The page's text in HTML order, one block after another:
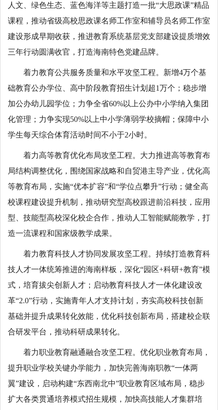
人文、绿色生态、蓝色海洋等主题打造一批“大思政课”精品
课程，推动省级高校思政课名师工作室和辅导员名师工作室
建设形成早期收获，推进教育系统基层党支部建设提质增效
三年行动圆满收官，打造海南特色党建品牌。
着力教育公共服务质量和水平攻坚工程。新增4万个基
础教育公办学位、高中阶段教育招生计划超1万个；稳步增
加公办幼儿园学位；力争全省60%以上公办中小学纳入集团
化管理；力争实现50%以上中小学薄弱学校摘帽；保障中小
学生每天综合体育活动时间不小于2小时。
着力高等教育优化布局攻坚工程。大力推进高等教育布
局结构调整优化，围绕国家战略和自贸港主导产业，优化高
等教育布局，实施“优本扩容”和“学位点攀升”行动；健全高
校课程建设提升机制，推动研究型高校跟进前沿科技，应用
型、技能型高校深化校企合作，推动人工智能赋能教学，打
造一流课程和国家级教学成果。
着力教育科技人才协同发展攻坚工程。持续打造教育科
技人才一体统筹推进的海南样板，深化“园区+科研+教育”模
式，培育拔尖创新人才；启动教育科技人才一体化建设改
革“2.0”行动，实施青年人才支持计划，夯实高校科技创新
基础并提升成果转化效能，优化科技创新布局，搭建校企联
合研发平台，推动科研成果转化。
着力职业教育融通融合攻坚工程。优化职业教育布局，
提升职业学校关键办学能力，加快完善海南职教“一体两
翼”建设，启动构建“东西南北中”职业教育区域布局，稳步
扩大各类贯通培养模式招生规模，加快高技能人才集群培